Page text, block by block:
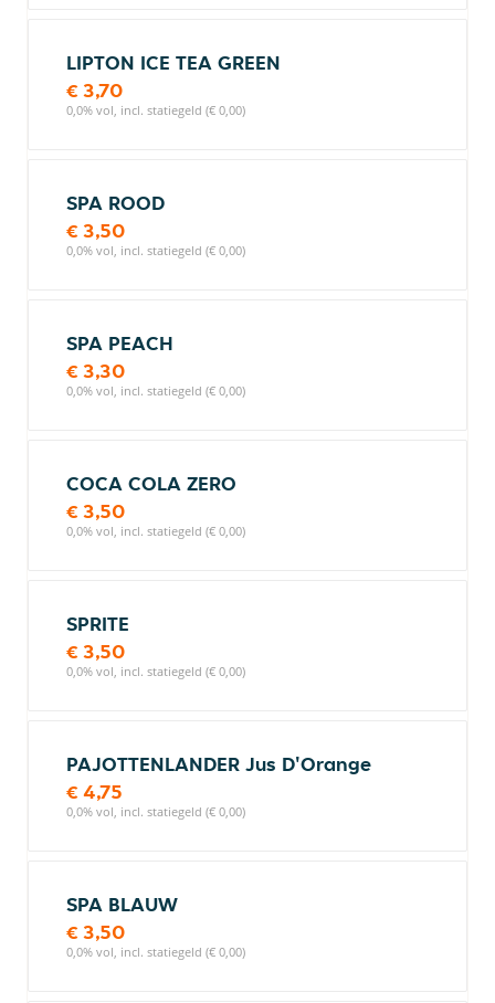
LIPTON ICE TEA GREEN
€ 3,70
0,0% vol, incl. statiegeld (€ 0,00)
SPA ROOD
€ 3,50
0,0% vol, incl. statiegeld (€ 0,00)
SPA PEACH
€ 3,30
0,0% vol, incl. statiegeld (€ 0,00)
COCA COLA ZERO
€ 3,50
0,0% vol, incl. statiegeld (€ 0,00)
SPRITE
€ 3,50
0,0% vol, incl. statiegeld (€ 0,00)
PAJOTTENLANDER Jus D'Orange
€ 4,75
0,0% vol, incl. statiegeld (€ 0,00)
SPA BLAUW
€ 3,50
0,0% vol, incl. statiegeld (€ 0,00)